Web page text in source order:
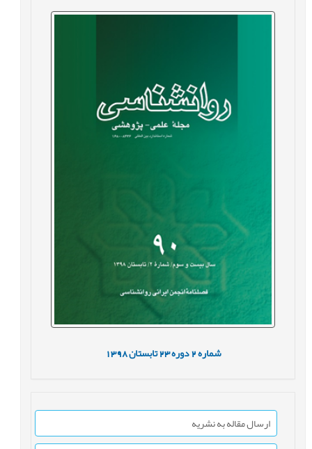
شماره2 دوره23 تابستان1398
ارسال مقاله به نشریه